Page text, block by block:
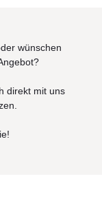
wünschen
direkt mit uns